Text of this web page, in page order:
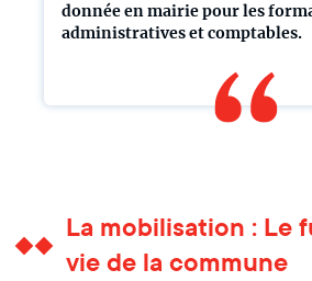
donnée en mairie pour les
administratives et comptables.
La mobilisation : Le
vie de la commune